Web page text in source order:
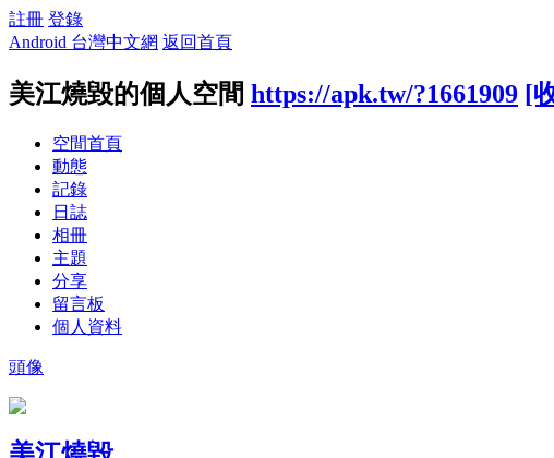
註冊 登錄
Android 台灣中文網 返回首頁
美江燒毀的個人空間 https://apk.tw/?1661909 [
空間首頁
動態
記錄
日誌
相冊
主題
分享
留言板
個人資料
頭像